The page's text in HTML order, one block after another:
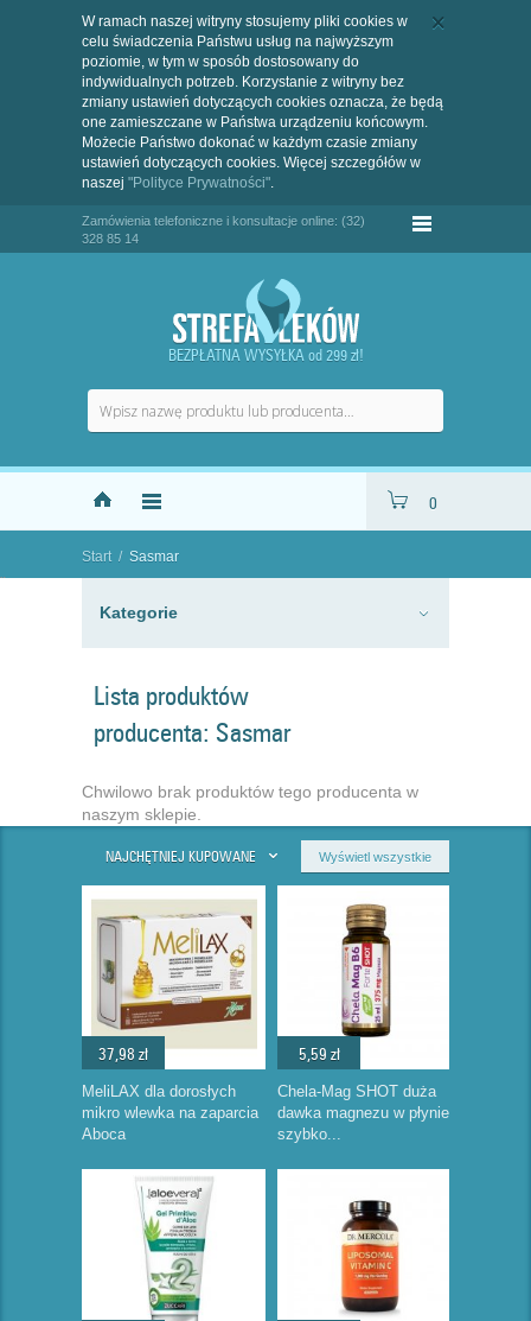
W ramach naszej witryny stosujemy pliki cookies w
celu świadczenia Państwu usług na najwyższym
poziomie, w tym w sposób dostosowany do
indywidualnych potrzeb. Korzystanie z witryny bez
zmiany ustawień dotyczących cookies oznacza, że będą
one zamieszczane w Państwa urządzeniu końcowym.
Możecie Państwo dokonać w każdym czasie zmiany
ustawień dotyczących cookies. Więcej szczegółów w
naszej "Polityce Prywatności".
Zamówienia telefoniczne i konsultacje online: (32)
328 85 14
BEZPŁATNA WYSYŁKA od 299 zł!
0
Start / Sasmar
"
Kategorie
Lista produktów
producenta: Sasmar
Chwilowo brak produktów tego producenta w
naszym sklepie.
NAJCHĘTNIEJ KUPOWANE Wyświetl wszystkie
37,98 zł
MeliLAX dla dorosłych
mikro wlewka na zaparcia
Aboca
5,59 zł
Chela-Mag SHOT duża
dawka magnezu w płynie
szybko...